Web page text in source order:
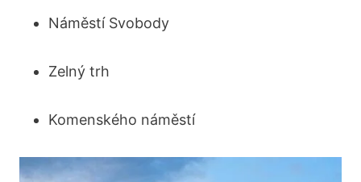
Náměstí Svobody
Zelný trh
Komenského náměstí